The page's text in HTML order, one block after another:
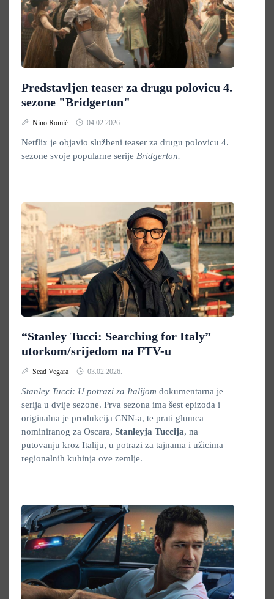
Predstavljen teaser za drugu polovicu 4.
sezone "Bridgerton"
Nino Romić 04.02.2026.
Netflix je objavio službeni teaser za drugu polovicu 4.
sezone svoje popularne serije Bridgerton.
“Stanley Tucci: Searching for Italy”
utorkom/srijedom na FTV-u
Sead Vegara 03.02.2026.
Stanley Tucci: U potrazi za Italijom dokumentarna je
serija u dvije sezone. Prva sezona ima šest epizoda i
originalna je produkcija CNN-a, te prati glumca
nominiranog za Oscara, Stanleyja Tuccija, na
putovanju kroz Italiju, u potrazi za tajnama i užicima
regionalnih kuhinja ove zemlje.